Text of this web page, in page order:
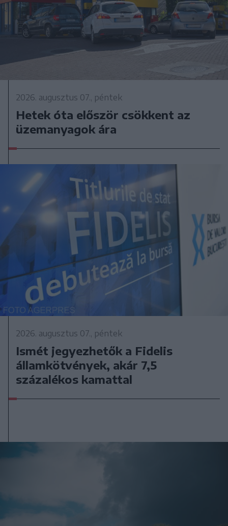
2026. augusztus 07., péntek
Hetek óta először csökkent az
üzemanyagok ára
2026. augusztus 07., péntek
Ismét jegyezhetők a Fidelis
államkötvények, akár 7,5
százalékos kamattal